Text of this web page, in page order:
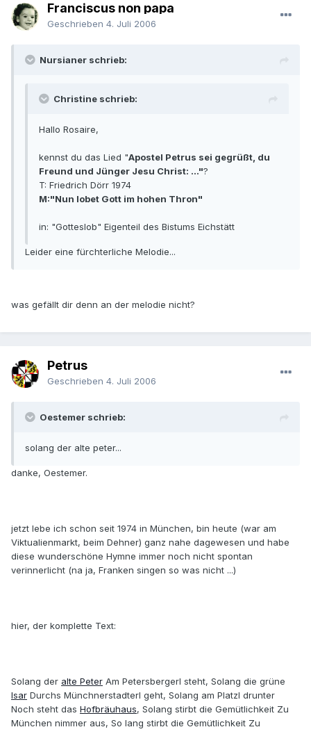
Franciscus non papa
Geschrieben 4. Juli 2006
Nursianer schrieb:
Christine schrieb:
Hallo Rosaire,
kennst du das Lied "Apostel Petrus sei gegrüßt, du
Freund und Jünger Jesu Christ: ..."?
T: Friedrich Dörr 1974
M:"Nun lobet Gott im hohen Thron"
in: "Gotteslob" Eigenteil des Bistums Eichstätt
Leider eine fürchterliche Melodie...
was gefällt dir denn an der melodie nicht?
Petrus
Geschrieben 4. Juli 2006
Oestemer schrieb:
solang der alte peter...
danke, Oestemer.
jetzt lebe ich schon seit 1974 in München, bin heute (war am
Viktualienmarkt, beim Dehner) ganz nahe dagewesen und habe
diese wunderschöne Hymne immer noch nicht spontan
verinnerlicht (na ja, Franken singen so was nicht ...)
hier, der komplette Text:
Solang der alte Peter Am Petersbergerl steht, Solang die grüne
Isar Durchs Münchnerstadterl geht, Solang am Platzl drunter
Noch steht das Hofbräuhaus, Solang stirbt die Gemütlichkeit Zu
München nimmer aus, So lang stirbt die Gemütlichkeit Zu